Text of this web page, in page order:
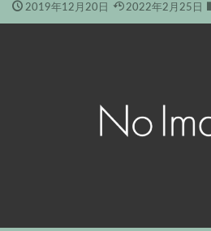
2019年12月20日 2022年2月25日